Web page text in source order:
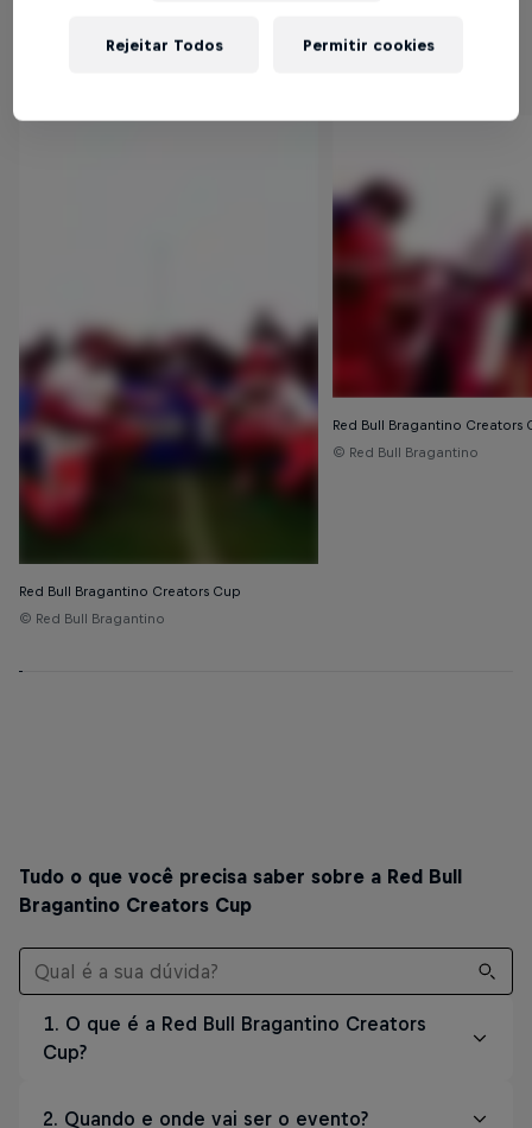
Red Bull Bragantino Creators Cup
© Red Bull Bragantino
Red Bull Bragantino Creators
© Red Bull Bragantino
Tudo o que você precisa saber sobre a Red Bull
Bragantino Creators Cup
1. O que é a Red Bull Bragantino Creators
Cup?
2. Quando e onde vai ser o evento?
Rejeitar Todos Permitir cookies